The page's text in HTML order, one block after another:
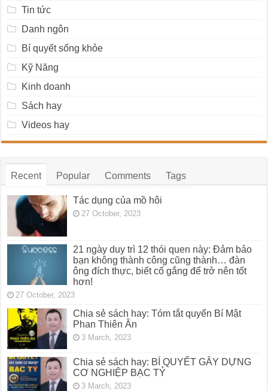
Tin tức
Danh ngôn
Bí quyết sống khỏe
Kỹ Năng
Kinh doanh
Sách hay
Videos hay
Recent Popular Comments Tags
Tác dụng của mồ hôi
27 October, 2023
21 ngày duy trì 12 thói quen này: Đảm bảo
bạn không thành công cũng thành… đàn
ông đích thực, biết cố gắng để trở nên tốt
hơn!
27 October, 2023
Chia sẻ sách hay: Tóm tắt quyển Bí Mật
Phan Thiên Ân
3 March, 2023
Chia sẻ sách hay: BÍ QUYẾT GÂY DỰNG
CƠ NGHIỆP BẠC TỶ
3 March, 2023